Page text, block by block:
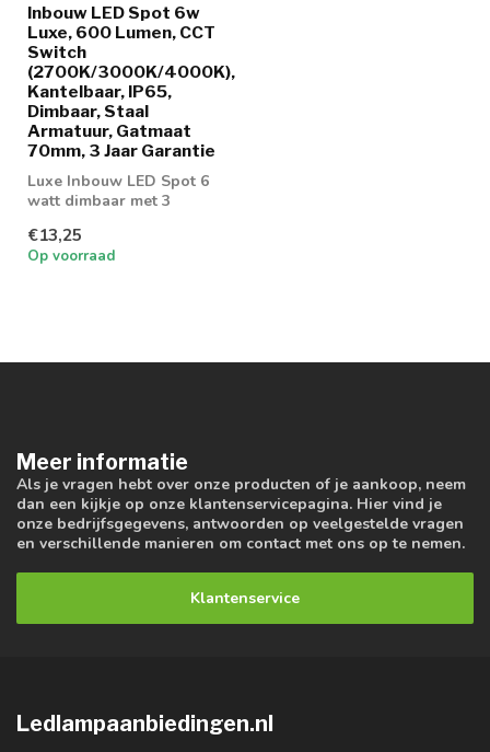
Inbouw LED Spot 6w
Luxe, 600 Lumen, CCT
Switch
(2700K/3000K/4000K),
Kantelbaar, IP65,
Dimbaar, Staal
Armatuur, Gatmaat
70mm, 3 Jaar Garantie
Luxe Inbouw LED Spot 6
watt dimbaar met 3
€13,25
Op voorraad
Meer informatie
Als je vragen hebt over onze producten of je aankoop, neem
dan een kijkje op onze klantenservicepagina. Hier vind je
onze bedrijfsgegevens, antwoorden op veelgestelde vragen
en verschillende manieren om contact met ons op te nemen.
Klantenservice
Ledlampaanbiedingen.nl